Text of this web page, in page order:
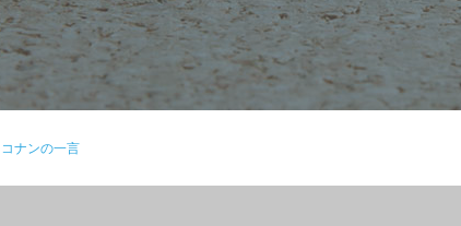
コナンの一言